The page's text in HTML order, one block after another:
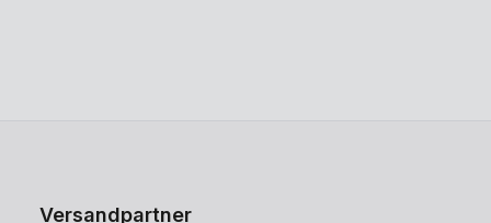
Versandpartner